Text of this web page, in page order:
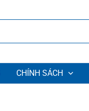
CHÍNH SÁCH